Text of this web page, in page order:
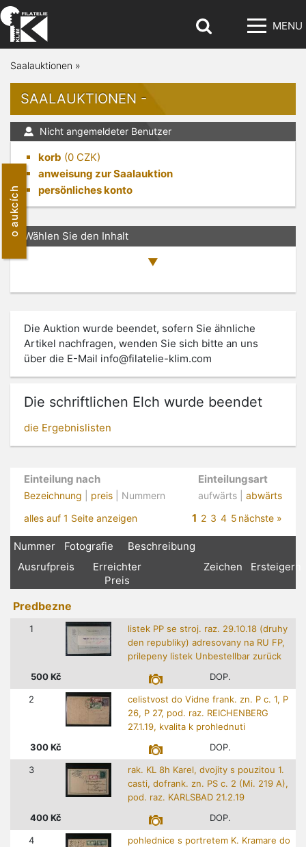
MENU
o aukcích
Saalauktionen »
SAALAUKTIONEN -
Nicht angemeldeter Benutzer
korb (0 CZK)
anweisung zur Saalauktion
persönliches konto
Wählen Sie den Inhalt
Die Auktion wurde beendet, sofern Sie ähnliche
Artikel nachfragen, wenden Sie sich bitte an uns
über die E-Mail info@filatelie-klim.com
Die schriftlichen Elch wurde beendet
die Ergebnislisten
Einteilung nach
Bezeichnung preis | Nummern
Einteilungsart
aufwärts | abwärts
alles auf 1 Seite anzeigen
1 2 3 4 5 nächste »
Nummer Fotografie
Beschreibung
Ausrufpreis
Erreichter
Preis
Zeichen Ersteigern
Predbezne
1
listek PP se stroj. raz. 29.10.18 (druhy
den republiky) adresovany na RU FP,
prilepeny listek Unbestellbar zurück
500 Kč DOP.
2
celistvost do Vidne frank. zn. P c. 1, P
26, P 27, pod. raz. REICHENBERG
27.1.19, kvalita k prohlednuti
300 Kč DOP.
3
rak. KL 8h Karel, dvojity s pouzitou 1.
casti, dofrank. zn. PS c. 2 (Mi. 219 A),
pod. raz. KARLSBAD 21.2.19
400 Kč DOP.
4
pohlednice s portretem K. Kramare do